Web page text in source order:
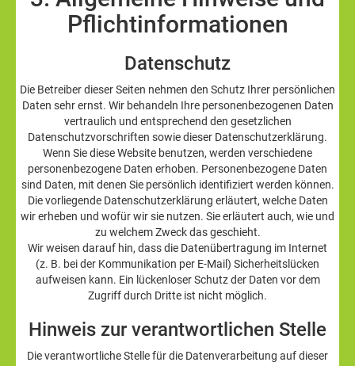
Pflicht­informationen
Datenschutz
Die Betreiber dieser Seiten nehmen den Schutz Ihrer persönlichen
Daten sehr ernst. Wir behandeln Ihre personenbezogenen Daten
vertraulich und entsprechend den gesetzlichen
Datenschutzvorschriften sowie dieser Datenschutzerklärung.
Wenn Sie diese Website benutzen, werden verschiedene
personenbezogene Daten erhoben. Personenbezogene Daten
sind Daten, mit denen Sie persönlich identifiziert werden können.
Die vorliegende Datenschutzerklärung erläutert, welche Daten
wir erheben und wofür wir sie nutzen. Sie erläutert auch, wie und
zu welchem Zweck das geschieht.
Wir weisen darauf hin, dass die Datenübertragung im Internet
(z. B. bei der Kommunikation per E-Mail) Sicherheitslücken
aufweisen kann. Ein lückenloser Schutz der Daten vor dem
Zugriff durch Dritte ist nicht möglich.
Hinweis zur verantwortlichen Stelle
Die verantwortliche Stelle für die Datenverarbeitung auf dieser